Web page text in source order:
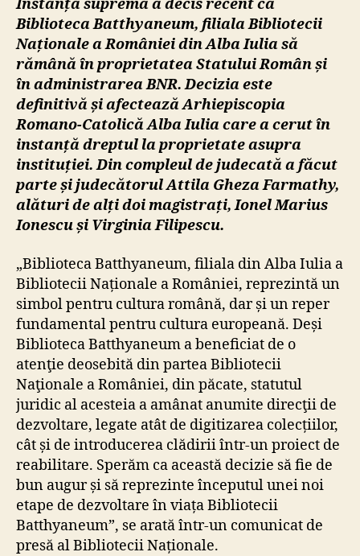
Instanța supremă a decis recent ca
Biblioteca Batthyaneum, filiala Bibliotecii
Naționale a României din Alba Iulia să
rămână în proprietatea Statului Român și
în administrarea BNR. Decizia este
definitivă și afectează Arhiepiscopia
Romano-Catolică Alba Iulia care a cerut în
instanță dreptul la proprietate asupra
instituției. Din compleul de judecată a făcut
parte și judecătorul Attila Gheza Farmathy,
alături de alți doi magistrați, Ionel Marius
Ionescu și Virginia Filipescu.
„Biblioteca Batthyaneum, filiala din Alba Iulia a
Bibliotecii Naționale a României, reprezintă un
simbol pentru cultura română, dar și un reper
fundamental pentru cultura europeană. Deși
Biblioteca Batthyaneum a beneficiat de o
atenţie deosebită din partea Bibliotecii
Naţionale a României, din păcate, statutul
juridic al acesteia a amânat anumite direcţii de
dezvoltare, legate atât de digitizarea colecțiilor,
cât și de introducerea clădirii într-un proiect de
reabilitare. Sperăm ca această decizie să fie de
bun augur și să reprezinte începutul unei noi
etape de dezvoltare în viața Bibliotecii
Batthyaneum”, se arată într-un comunicat de
presă al Bibliotecii Naționale.